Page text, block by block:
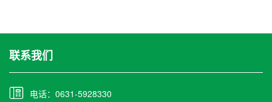
联系我们
电话：0631-5928330